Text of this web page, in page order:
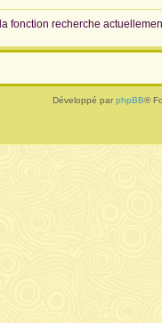
fonction recherche
Développé par phpBB®